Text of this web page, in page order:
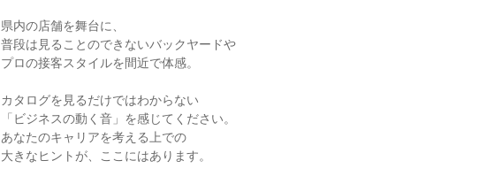
県内の店舗を舞台に、
普段は見ることのできないバックヤードや
プロの接客スタイルを間近で体感。
カタログを見るだけではわからない
「ビジネスの動く音」を感じてください。
あなたのキャリアを考える上での
大きなヒントが、ここにはあります。